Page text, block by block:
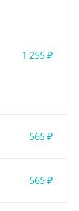
1 255 ₽
565 ₽
565 ₽